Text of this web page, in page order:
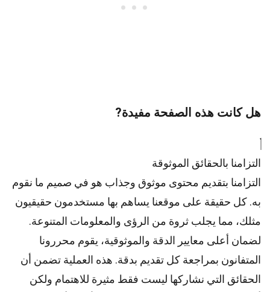
هل كانت هذه الصفحة مفيدة?
التزامنا بالحقائق الموثوقة
التزامنا بتقديم محتوى موثوق وجذاب هو في صميم ما نقوم
به. كل حقيقة على موقعنا يساهم بها مستخدمون حقيقيون
مثلك، مما يجلب ثروة من الرؤى والمعلومات المتنوعة.
لضمان أعلى معايير الدقة والموثوقية، يقوم محررونا
المتفانون بمراجعة كل تقديم بدقة. هذه العملية تضمن أن
الحقائق التي نشاركها ليست فقط مثيرة للاهتمام ولكن